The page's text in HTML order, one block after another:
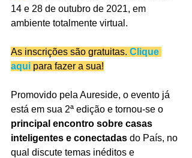
14 e 28 de outubro de 2021, em
ambiente totalmente virtual.
As inscrições são gratuitas. Clique
aqui para fazer a sua!
Promovido pela Aureside, o evento já
está em sua 2ª edição e tornou-se o
principal encontro sobre casas
inteligentes e conectadas do País, no
qual discute temas inéditos e